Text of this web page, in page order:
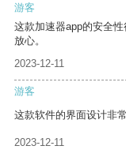
游客
这款加速器app的安全
放心。
2023-12-11
游客
这款软件的界面设计非
2023-12-11